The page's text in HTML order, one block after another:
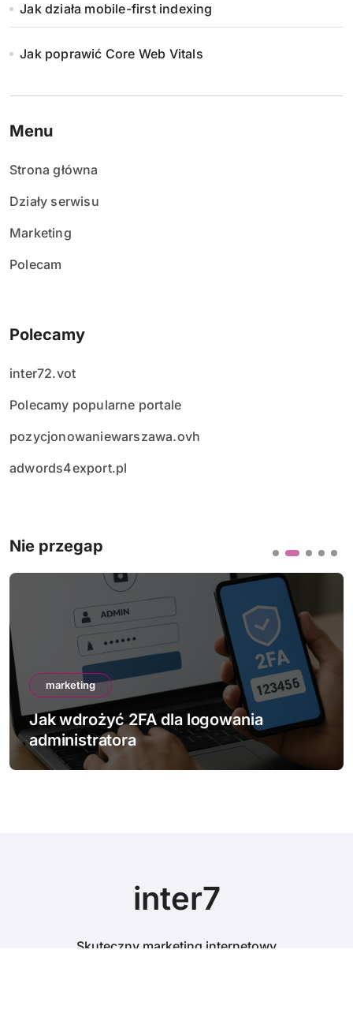
Jak działa mobile-first indexing
Jak poprawić Core Web Vitals
Menu
Strona główna
Działy serwisu
Marketing
Polecam
Polecamy
inter72.vot
Polecamy popularne portale
pozycjonowaniewarszawa.ovh
adwords4export.pl
Nie przegap
marketing
Jak sprawdzić
strony
inter7
Skuteczny marketing internetowy